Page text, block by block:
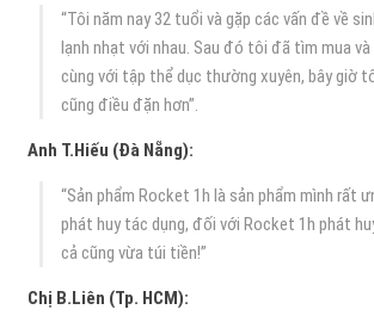
“Tôi năm nay 32 tuổi và gặp các vấn đề về
lạnh nhạt với nhau. Sau đó tôi đã tìm mua
cùng với tập thể dục thường xuyên, bây giờ
cũng điều đặn hơn”.
Anh T.Hiếu (Đà Nẵng):
“Sản phẩm Rocket 1h là sản phẩm mình rất
phát huy tác dụng, đối với Rocket 1h phát
cả cũng vừa túi tiền!”
Chị B.Liên (Tp. HCM):